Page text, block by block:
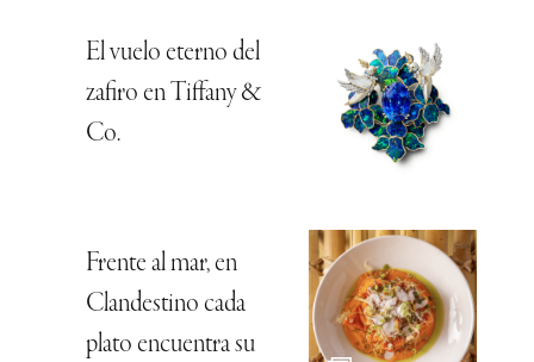
El vuelo eterno del
zafiro en Tiffany &
Co.
Frente al mar, en
Clandestino cada
plato encuentra su